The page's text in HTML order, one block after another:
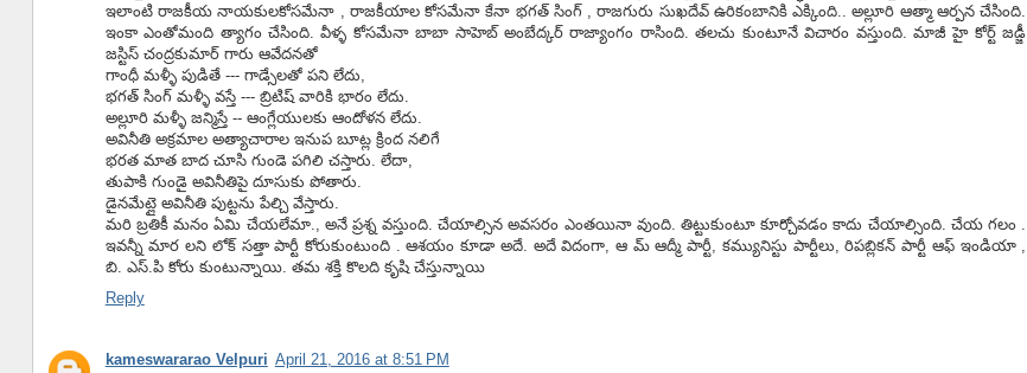
ఇలాంటి రాజకీయ నాయకులకోసమేనా , రాజకీయాల కోసమేనా కేనా భగత్ సింగ్ , రాజగురు సుఖదేవ్ ఉరికంబానికి ఎక్కింది.. అల్లూరి ఆత్మా ఆర్పన చేసింది.
ఇంకా ఎంతోమంది త్యాగం చేసింది. వీళ్ళ కోసమేనా బాబా సాహెబ్ అంబేద్కర్ రాజ్యాంగం రాసింది. తలచు కుంటూనే విచారం వస్తుంది. మాజీ హై కోర్ట్ జడ్జీ
జస్టిస్ చంద్రకుమార్ గారు ఆవేదనతో
గాంధీ మళ్ళీ పుడితే --- గాడ్సేలతో పని లేదు,
భగత్ సింగ్ మళ్ళీ వస్తే --- బ్రిటిష్ వారికి భారం లేదు.
అల్లూరి మళ్ళీ జన్మిస్తే -- ఆంగ్లేయులకు ఆందోళన లేదు.
అవినీతి అక్రమాల అత్యాచారాల ఇనుప బూట్ల క్రింద నలిగే
భరత మాత బాద చూసి గుండె పగిలి చస్తారు. లేదా,
తుపాకి గుండై అవినీతిపై దూసుకు పోతారు.
డైనమేట్లై అవినీతి పుట్టను పేల్చి వేస్తారు.
మరి బ్రతికీ మనం ఏమి చేయలేమా., అనే ప్రశ్న వస్తుంది. చేయాల్సిన అవసరం ఎంతయినా వుంది. తిట్టుకుంటూ కూర్చోవడం కాదు చేయాల్సింది. చేయ గలం .
ఇవన్నీ మార లని లోక్ సత్తా పార్టీ కోరుకుంటుంది . ఆశయం కూడా అదే. అదే విదంగా, ఆ మ్ ఆద్మీ పార్టీ, కమ్యునిస్టు పార్టీలు, రిపబ్లికన్ పార్టీ ఆఫ్ ఇండియా ,
బి. ఎస్.పి కోరు కుంటున్నాయి. తమ శక్తి కొలది కృషి చేస్తున్నాయి
Reply
kameswararao Velpuri April 21, 2016 at 8:51 PM